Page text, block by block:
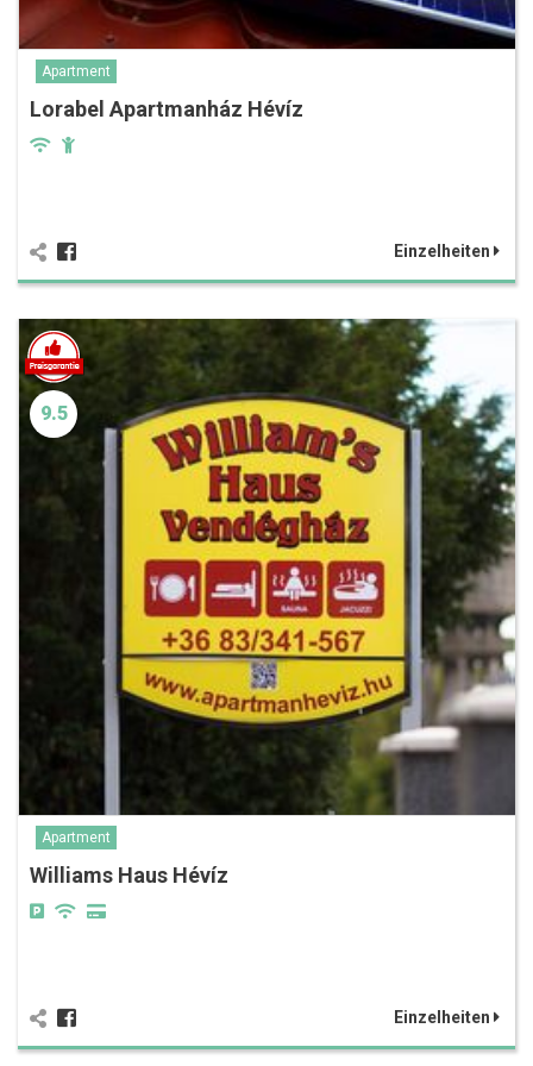
Apartment
Lorabel Apartmanház Hévíz
Einzelheiten
9.5
Apartment
Williams Haus Hévíz
Einzelheiten